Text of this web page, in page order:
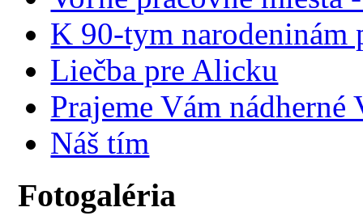
K 90-tym narodeninám
Liečba pre Alicku
Prajeme Vám
Náš tím
Fotogaléria